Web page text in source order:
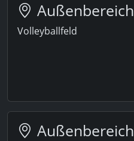
Außenbereich
Volleyballfeld
Außenbereich